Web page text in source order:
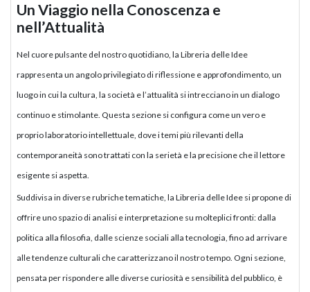
Un Viaggio nella Conoscenza e
nell’Attualità
Nel cuore pulsante del nostro quotidiano, la Libreria delle Idee
rappresenta un angolo privilegiato di riflessione e approfondimento, un
luogo in cui la cultura, la società e l’attualità si intrecciano in un dialogo
continuo e stimolante. Questa sezione si configura come un vero e
proprio laboratorio intellettuale, dove i temi più rilevanti della
contemporaneità sono trattati con la serietà e la precisione che il lettore
esigente si aspetta.
Suddivisa in diverse rubriche tematiche, la Libreria delle Idee si propone di
offrire uno spazio di analisi e interpretazione su molteplici fronti: dalla
politica alla filosofia, dalle scienze sociali alla tecnologia, fino ad arrivare
alle tendenze culturali che caratterizzano il nostro tempo. Ogni sezione,
pensata per rispondere alle diverse curiosità e sensibilità del pubblico, è